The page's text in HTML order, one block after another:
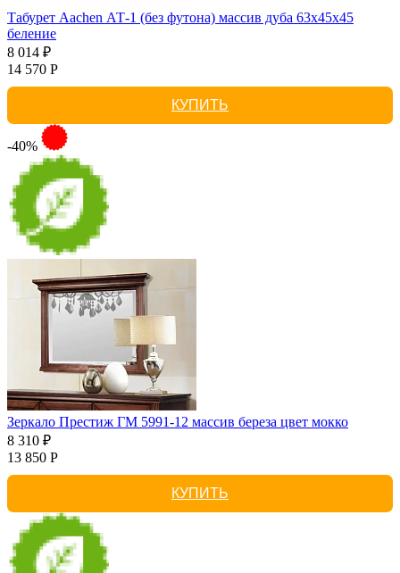
Табурет Aachen АТ-1 (без футона) массив дуба 63х45х45
беление
8 014 ₽
14 570 Р
КУПИТЬ
-40%
Зеркало Престиж ГМ 5991-12 массив береза цвет мокко
8 310 ₽
13 850 Р
КУПИТЬ